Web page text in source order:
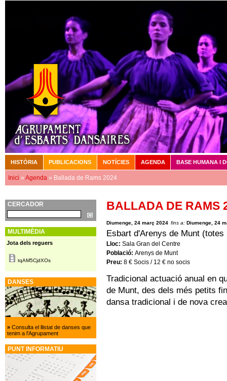
BALLADA DE RAMS
Diumenge, 24 març 2024 fins a: Diumenge, 24
Esbart d'Arenys de Munt
Lloc: Sala Gran del Centre
Població: Arenys de Munt
Preu: 8 € Socis / 12 € no socis
Tradicional actuació anual en
de Munt, des dels més petits
dansa tradicional i de nova
Menú principal
HISTÒRIA PUBLICACIONS NOTÍCIES AGENDA BASE HUMANA I
Esteu aquí
Inici » Agenda » Ballada de Rams 2024
CERCADOR
Cerca
MULTIMÈDIA
Jota dels reguers
tqAM5CjdXOs
DANSES
»Consulta el llistat de danses que
tenim a l'Agrupament
PUNT INFORMATIU